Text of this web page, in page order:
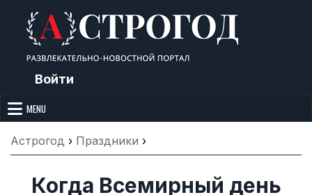
content
Войти
Астрогод: Праздники сегодня,
Лунный календарь, Приметы,
Что нельзя делать, Гороскопы и
Сонник
приметы, точный гороскоп и толкование снов. Читайте, что можно и
MENU
Астрогод › Праздники ›
Когда Всемирный день